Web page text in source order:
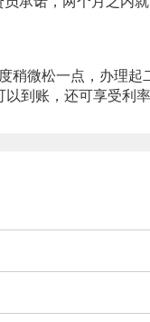
微松一点，办理起
到账，还可享受利